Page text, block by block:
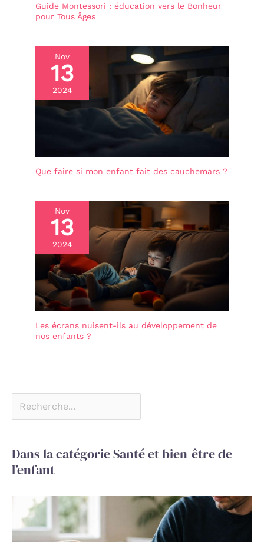
Guide Montessori : éducation vers le Bonheur
pour Tous Âges
Nov
13
2024
Que faire si mon enfant fait des cauchemars ?
Nov
13
2024
Les écrans nuisent-ils au développement de
nos enfants ?
Dans la catégorie Santé et bien-être de
l’enfant